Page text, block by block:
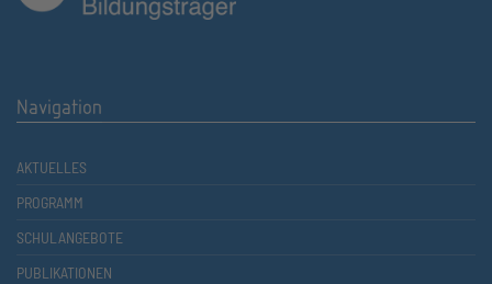
Navigation
AKTUELLES
PROGRAMM
SCHULANGEBOTE
PUBLIKATIONEN